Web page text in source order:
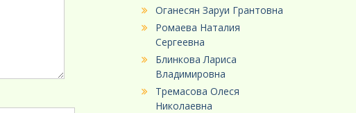
Оганесян Заруи Грантовна
Ромаева Наталия
Сергеевна
Блинкова Лариса
Владимировна
Тремасова Олеся
Николаевна